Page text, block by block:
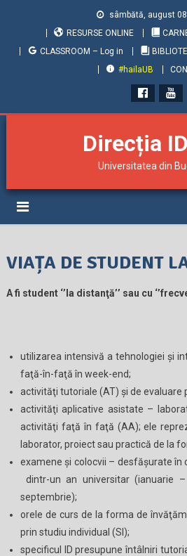
sâmbătă, august
RESURSE ONLINE
CLASSROOM – Log in
#hailaUB
Direcția
Universitatea din
VIAȚA DE STUDENT
A fi student ‘’la distanţă’’ sau cu
utilizarea intensivă a tehnologiei şi
faţă-în-faţă în week-end;
activităţi tutoriale (AT) şi de evaluare
activităţi aplicative asistate –
activităţi faţă în faţă (AA); ele
laborator, proiect sau practică de la
examene şi colocvii – desfăşurate în
dintr-un an universitar (ianuarie
septembrie);
orele de curs de la forma de
prin studiu individual (SI);
specificul ID presupune întâlniri